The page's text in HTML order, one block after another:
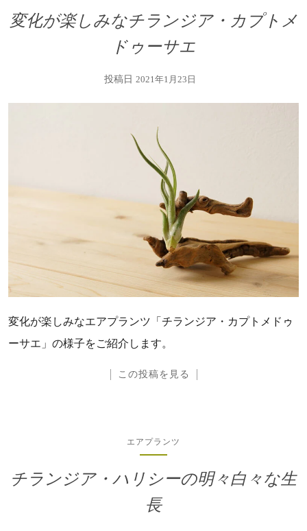
変化が楽しみなチランジア・カプトメ
ドゥーサエ
投稿日 2021年1月23日
変化が楽しみなエアプランツ「チランジア・カプトメドゥ
ーサエ」の様子をご紹介します。
この投稿を見る
エアプランツ
チランジア・ハリシーの明々白々な生
長